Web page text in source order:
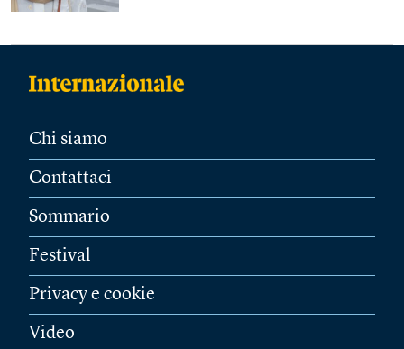
Chi siamo
Contattaci
Sommario
Festival
Privacy e cookie
Video